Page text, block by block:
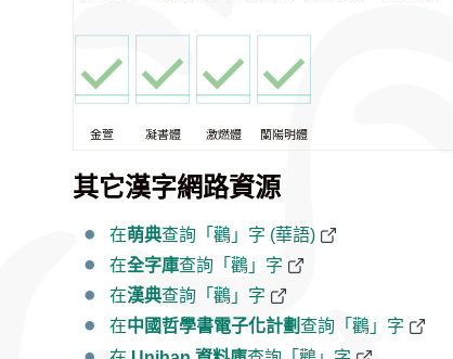
金萱 凝書體 激燃體 蘭陽明體
其它漢字網路資源
在萌典查詢「鸛」字 (華語)
在全字庫查詢「鸛」字
在漢典查詢「鸛」字
在中國哲學書電子化計劃 查詢「鸛」字